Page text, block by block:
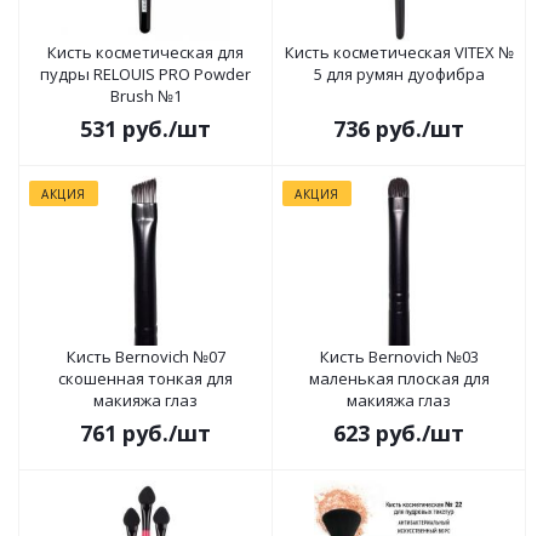
Кисть косметическая для
пудры RELOUIS PRO Powder
Brush №1
531 руб./шт
Кисть косметическая VITEX №
5 для румян дуофибра
736 руб./шт
АКЦИЯ
Кисть Bernovich №07
скошенная тонкая для
макияжа глаз
761 руб./шт
АКЦИЯ
Кисть Bernovich №03
маленькая плоская для
макияжа глаз
623 руб./шт